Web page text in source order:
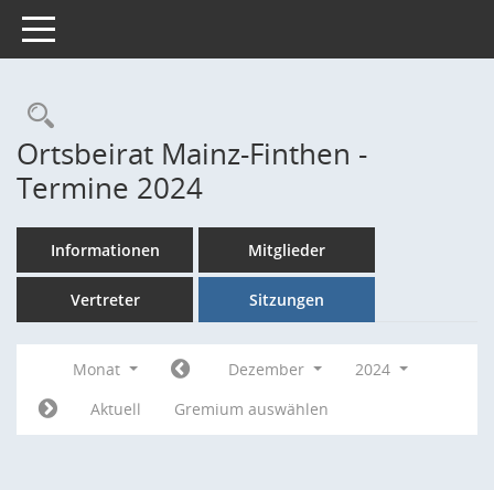
Toggle navigation
Rechercheauswahl
Ortsbeirat Mainz-Finthen -
Termine 2024
Informationen Mitglieder
Vertreter Sitzungen
Monat Dezember
2024
Aktuell
Gremium auswählen